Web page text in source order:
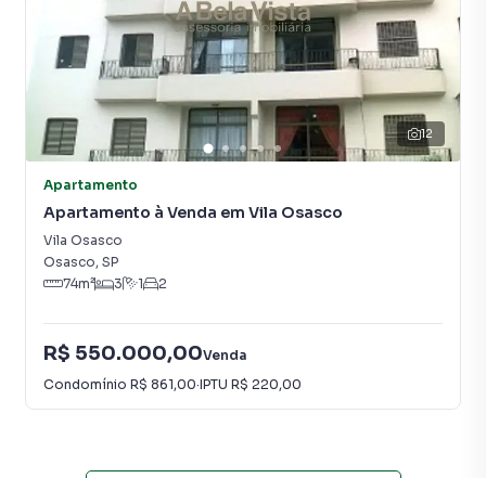
12
Apartamento
Apartamento à Venda em Vila Osasco
Vila Osasco
Osasco, SP
74m² 3 1 2
R$ 550.000,00Venda
Condomínio R$ 861,00·IPTU R$ 220,00